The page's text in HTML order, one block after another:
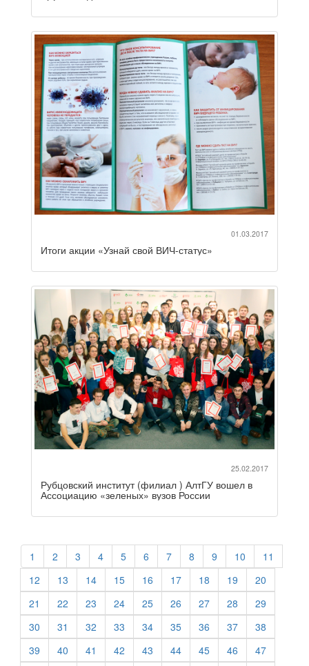
01.03.2017
Итоги акции «Узнай свой ВИЧ-статус»
25.02.2017
Рубцовский институт (филиал ) АлтГУ вошел в
Ассоциацию «зеленых» вузов России
1 2 3 4 5 6 7 8 9 10
11
12
13 14 15 16 17 18 19
20
21
22 23 24 25 26 27 28
29
30
31 32 33 34 35 36 37
38
39
40 41 42 43 44 45 46
47